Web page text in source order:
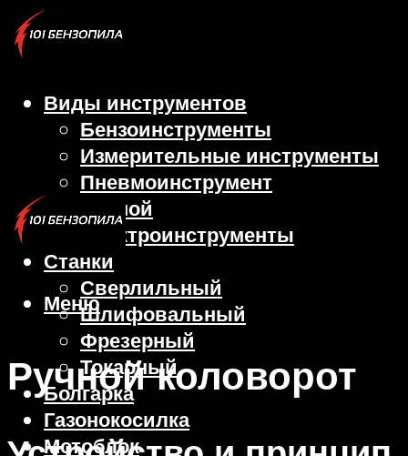
Виды инструментов
Бензоинструменты
Измерительные инструменты
Пневмоинструмент
Ручной
Электроинструменты
Станки
Сверлильный
Шлифовальный
Фрезерный
Токарный
Болгарка
Газонокосилка
Мотоблок
Меню
Ручной коловорот